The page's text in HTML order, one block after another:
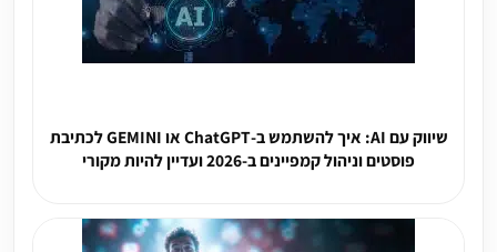
שיווק עם AI: איך להשתמש ב-ChatGPT או GEMINI לכתיבת
פוסטים וניהול קמפיינים ב-2026 ועדיין להיות מקורי